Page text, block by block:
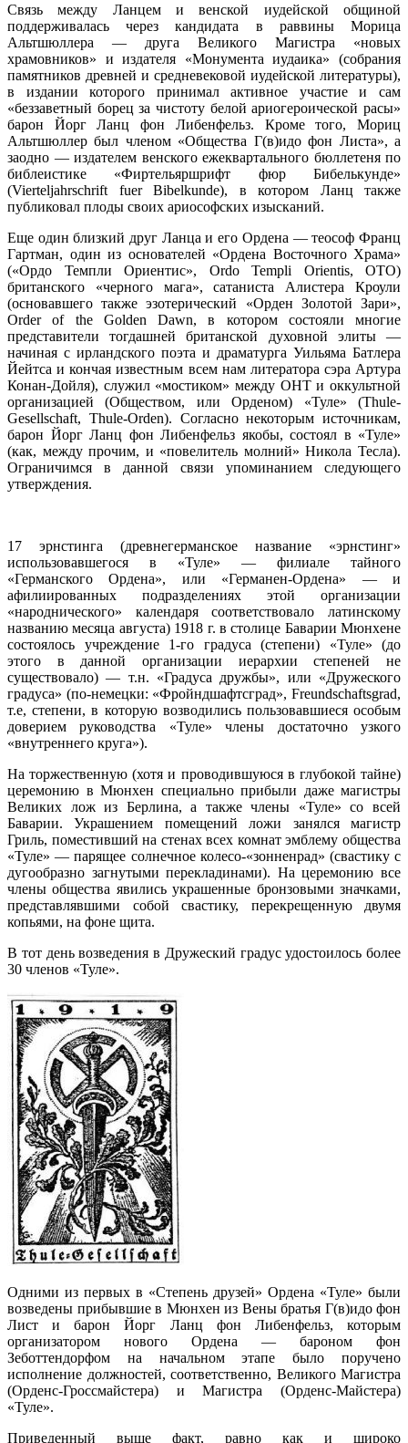
Связь между Ланцем и венской иудейской общиной
поддерживалась через кандидата в раввины Морица
Альтшюллера — друга Великого Магистра «новых
храмовников» и издателя «Монумента иудаика» (собрания
памятников древней и средневековой иудейской литературы),
в издании которого принимал активное участие и сам
«беззаветный борец за чистоту белой ариогероической расы»
барон Йорг Ланц фон Либенфельз. Кроме того, Мориц
Альтшюллер был членом «Общества Г(в)идо фон Листа», а
заодно — издателем венского ежеквартального бюллетеня по
библеистике «Фиртельяршрифт фюр Бибелькунде»
(Vierteljahrschrift fuer Bibelkunde), в котором Ланц также
публиковал плоды своих ариософских изысканий.
Еще один близкий друг Ланца и его Ордена — теософ Франц
Гартман, один из основателей «Ордена Восточного Храма»
(«Ордо Темпли Ориентис», Ordo Templi Orientis, ОТО)
британского «черного мага», сатаниста Алистера Кроули
(основавшего также эзотерический «Орден Золотой Зари»,
Order of the Golden Dawn, в котором состояли многие
представители тогдашней британской духовной элиты —
начиная с ирландского поэта и драматурга Уильяма Батлера
Йейтса и кончая известным всем нам литератора сэра Артура
Конан-Дойля), служил «мостиком» между ОНТ и оккультной
организацией (Обществом, или Орденом) «Туле» (Thule-
Gesellschaft, Thule-Orden). Согласно некоторым источникам,
барон Йорг Ланц фон Либенфельз якобы, cостоял в «Туле»
(как, между прочим, и «повелитель молний» Никола Тесла).
Ограничимся в данной связи упоминанием следующего
утверждения.
17 эрнстинга (древнегерманское название «эрнстинг»
использовавшегося в «Туле» — филиале тайного
«Германского Ордена», или «Германен-Ордена» — и
афилиированных подразделениях этой организации
«народнического» календаря соответствовало латинскому
названию месяца августа) 1918 г. в столице Баварии Мюнхене
состоялось учреждение 1-го градуса (степени) «Туле» (до
этого в данной организации иерархии степеней не
существовало) — т.н. «Градуса дружбы», или «Дружеского
градуса» (по-немецки: «Фройндшафтсград», Freundschaftsgrad,
т.e, степени, в которую возводились пользовавшиеся особым
доверием руководства «Туле» члены достаточно узкого
«внутреннего круга»).
На торжественную (хотя и проводившуюся в глубокой тайне)
церемонию в Мюнхен специально прибыли даже магистры
Великих лож из Берлина, а также члены «Туле» со всей
Баварии. Украшением помещений ложи занялся магистр
Гриль, поместивший на стенах всех комнат эмблему общества
«Туле» — парящее солнечное колесо-«зонненрад» (свастику с
дугообразно загнутыми перекладинами). На церемонию все
члены общества явились украшенные бронзовыми значками,
представлявшими собой свастику, перекрещенную двумя
копьями, на фоне щита.
В тот день возведения в Дружеский градус удостоилось более
30 членов «Туле».
Одними из первых в «Степень друзей» Ордена «Туле» были
возведены прибывшие в Мюнхен из Вены братья Г(в)идо фон
Лист и барон Йорг Ланц фон Либенфельз, которым
организатором нового Ордена — бароном фон
Зеботтендорфом на начальном этапе было поручено
исполнение должностей, соответственно, Великого Магистра
(Орденс-Гроссмайстера) и Магистра (Орденс-Майстера)
«Туле».
Приведенный выше факт, равно как и широко